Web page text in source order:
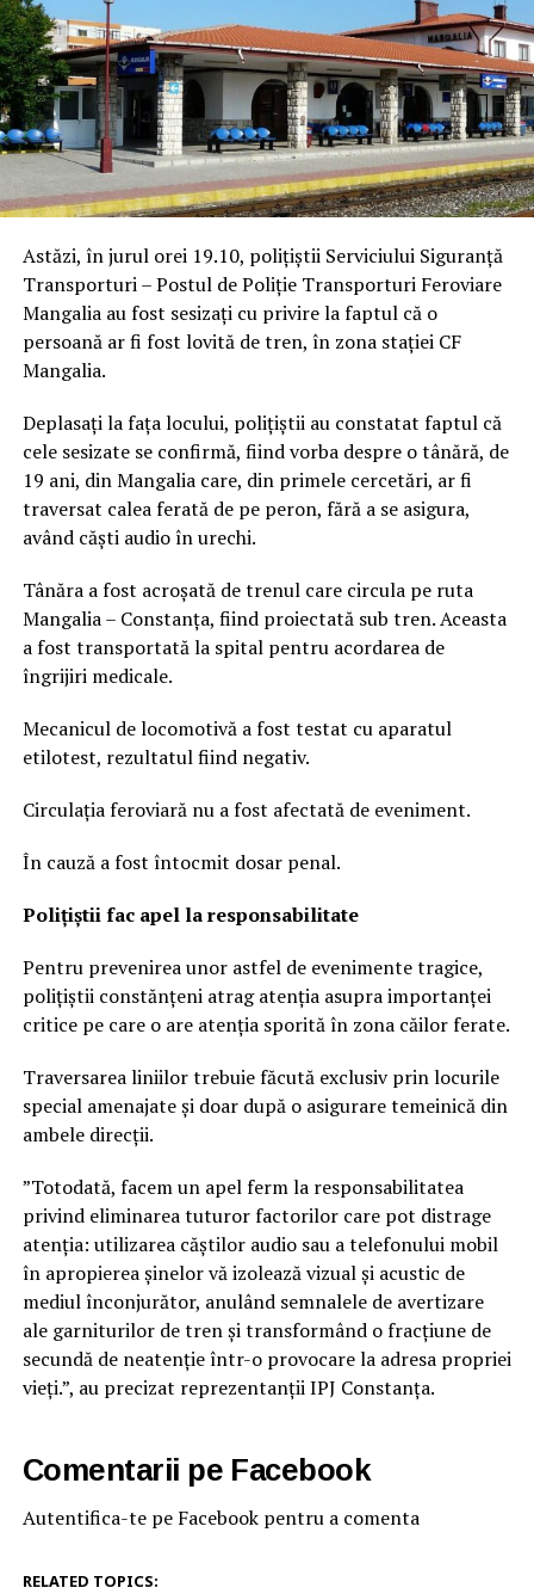
Astăzi, în jurul orei 19.10, polițiștii Serviciului Siguranță
Transporturi – Postul de Poliție Transporturi Feroviare
Mangalia au fost sesizați cu privire la faptul că o
persoană ar fi fost lovită de tren, în zona stației CF
Mangalia.
Deplasați la fața locului, polițiștii au constatat faptul că
cele sesizate se confirmă, fiind vorba despre o tânără, de
19 ani, din Mangalia care, din primele cercetări, ar fi
traversat calea ferată de pe peron, fără a se asigura,
având căști audio în urechi.
Tânăra a fost acroșată de trenul care circula pe ruta
Mangalia – Constanța, fiind proiectată sub tren. Aceasta
a fost transportată la spital pentru acordarea de
îngrijiri medicale.
Mecanicul de locomotivă a fost testat cu aparatul
etilotest, rezultatul fiind negativ.
Circulația feroviară nu a fost afectată de eveniment.
În cauză a fost întocmit dosar penal.
Polițiștii fac apel la responsabilitate
Pentru prevenirea unor astfel de evenimente tragice,
polițiștii constănțeni atrag atenția asupra importanței
critice pe care o are atenția sporită în zona căilor ferate.
Traversarea liniilor trebuie făcută exclusiv prin locurile
special amenajate și doar după o asigurare temeinică din
ambele direcții.
”Totodată, facem un apel ferm la responsabilitatea
privind eliminarea tuturor factorilor care pot distrage
atenția: utilizarea căștilor audio sau a telefonului mobil
în apropierea șinelor vă izolează vizual și acustic de
mediul înconjurător, anulând semnalele de avertizare
ale garniturilor de tren și transformând o fracțiune de
secundă de neatenție într-o provocare la adresa propriei
vieți.”, au precizat reprezentanții IPJ Constanța.
Comentarii pe Facebook
Autentifica-te pe Facebook pentru a comenta
RELATED TOPICS: